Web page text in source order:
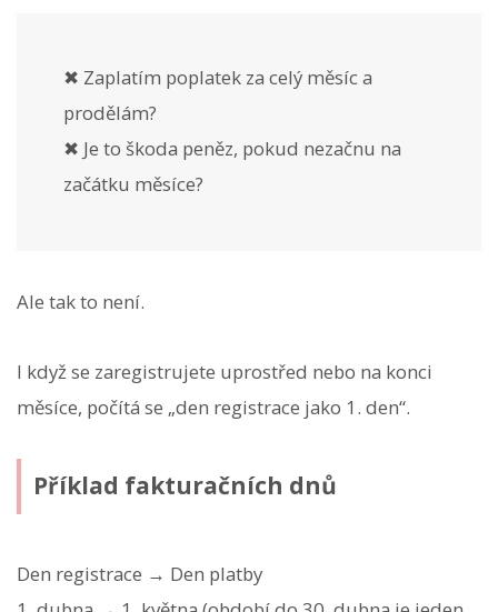
✖ Zaplatím poplatek za celý měsíc a
prodělám?
✖ Je to škoda peněz, pokud nezačnu na
začátku měsíce?
Ale tak to není.
I když se zaregistrujete uprostřed nebo na konci
měsíce, počítá se „den registrace jako 1. den“.
Příklad fakturačních dnů
Den registrace → Den platby